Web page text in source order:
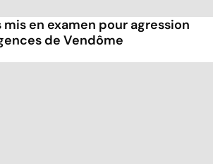
en examen pour agression
de Vendôme